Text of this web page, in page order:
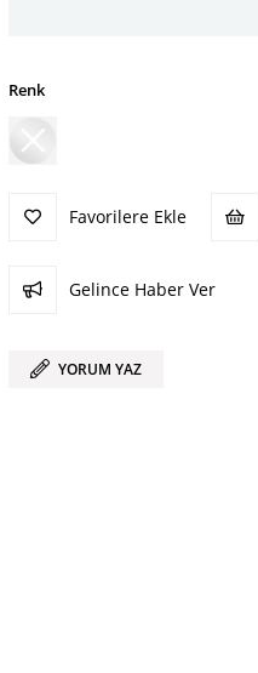
Renk
Favorilere Ekle
Gelince Haber Ver
YORUM YAZ